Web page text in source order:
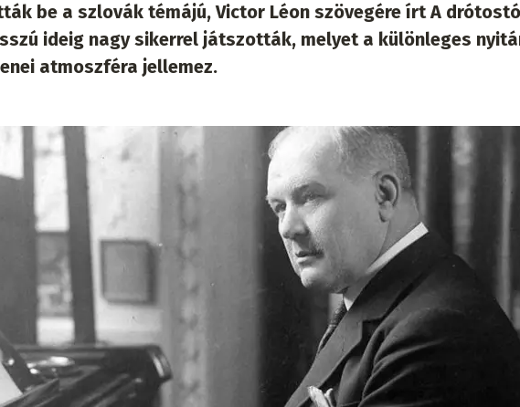
be a szlovák témájú, Victor Léon szövegére írt A
ideig nagy sikerrel játszották, melyet a különleges
atmoszféra jellemez.